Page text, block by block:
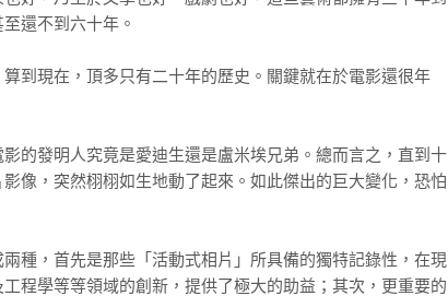
還不到六十年。
現在，頂多只有二十年的歷史。關鍵就在於電影還很年
發明人究竟是愛迪生還是盧米埃兄弟。總而言之，直到十
像，突然栩栩如生地動了起來。如此傑出的巨大變化，恐怕
，首先是那些「活動式相片」所具備的獨特記錄性，在現
程學等等領域的創新，提供了極大的助益；其次，更重要的